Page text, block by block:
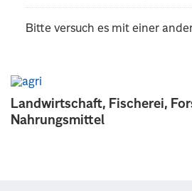
Landwirtschaft, Fischerei,
Nahrungsmittel
Bitte versuch es mit einer